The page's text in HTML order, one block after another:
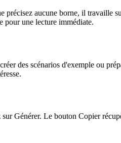
aucune borne, il travaille
pour une lecture immédiate.
des scénarios d'exemple ou
Générer. Le bouton Copier